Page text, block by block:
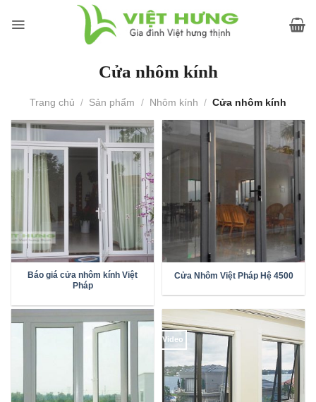
Cửa nhôm kính
Trang chủ / Sản phẩm / Nhôm kính / Cửa nhôm kính
Báo giá cửa nhôm kính Việt
Pháp
Cửa Nhôm Việt Pháp Hệ 4500
Video